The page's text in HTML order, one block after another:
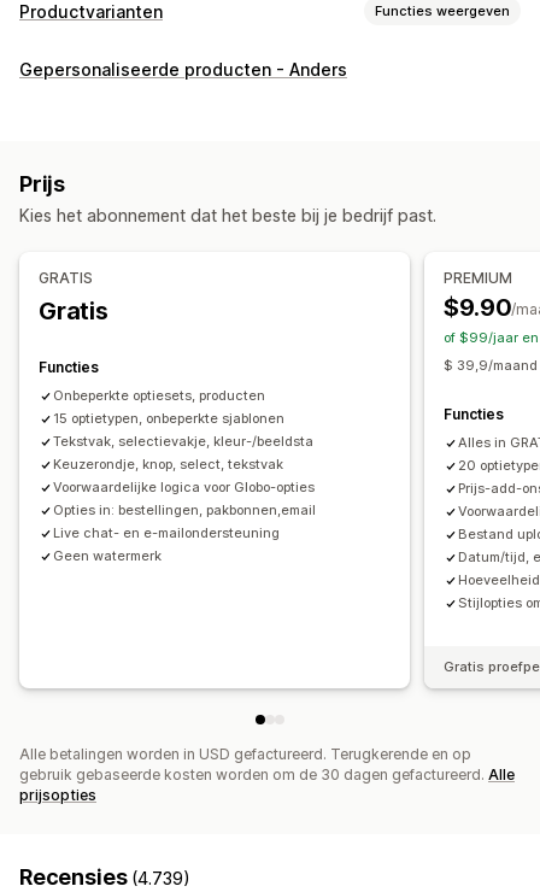
Productvarianten Functies weergeven
Aanpassing
Aantallen
Cadeauverpakking
Aangepaste CSS Aangepaste HTML
Importeren en exporteren
Voorwaardelijke prijzen
Dynamische prijzen Uitbreidingen
Prijsstijging voor varianten
Afschrijvingen instellen
Prijsstijging voor premium
Voorraad
Niet op voorraad verbergen SKU-beheer
Handmatige updates
Gepersonaliseerde producten - Anders
Prijs
Kies het abonnement dat het beste bij je bedrijf past.
GRATIS
Gratis
Functies
Onbeperkte optiesets, producten
15 optietypen, onbeperkte sjablonen
Tekstvak, selectievakje, kleur-/beeldsta
Keuzerondje, knop, select, tekstvak
Voorwaardelijke logica voor Globo-opties
Opties in: bestellingen, pakbonnen,email
Live chat- en e-mailondersteuning
Geen watermerk
PREMIUM
$9.90/
of $99/jaar en
$ 39,9/maand
Functies
Alles in
20
Prijs-add-
Bestand
Datum/tijd,
Stijlopties
Gratis
Alle betalingen worden in USD gefactureerd. Terugkerende en op
gebruik gebaseerde kosten worden om de 30 dagen gefactureerd. Alle
prijsopties
Recensies (4.739)